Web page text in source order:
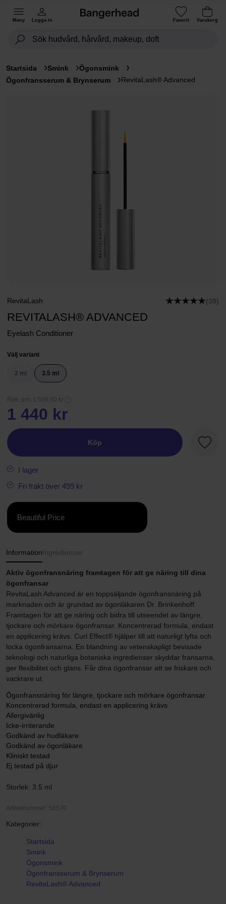
Meny Logga in Favorit Varukorg
Startsida Smink
Ögonsmink
Ögonfransserum & Brynserum
RevitaLash® Advanced
RevitaLash (39)
REVITALASH® ADVANCED
Eyelash Conditioner
Välj variant
2 ml 3.5 ml
Rek. pris 1 599,00 kr
1 440 kr
Köp
I lager
Fri frakt över 499 kr
Beautiful Price
Information Ingredienser
Aktiv ögonfransnäring framtagen för att ge näring till dina
ögonfransar
RevitaLash Advanced är en toppsäljande ögonfransnäring på
marknaden och är grundad av ögonläkaren Dr. Brinkenhoff.
Framtagen för att ge näring och bidra till utseendet av längre,
tjockare och mörkare ögonfransar. Koncentrerad formula, endast
en applicering krävs. Curl Effect® hjälper till att naturligt lyfta och
locka ögonfransarna. En blandning av vetenskapligt bevisade
teknologi och naturliga botaniska ingredienser skyddar fransarna,
ger flexibilitet och glans. Får dina ögonfransar att se friskare och
vackrare ut.
Ögonfransnäring för längre, tjockare och mörkare ögonfransar
Koncentrerad formula, endast en applicering krävs
Allergivänlig
Icke-irriterande
Godkänd av hudläkare
Godkänd av ögonläkare
Kliniskt testad
Ej testad på djur
Storlek: 3.5 ml
Artikelnummer: 56570
Kategorier:
Startsida
Smink
Ögonsmink
Ögonfransserum & Brynserum
RevitaLash® Advanced